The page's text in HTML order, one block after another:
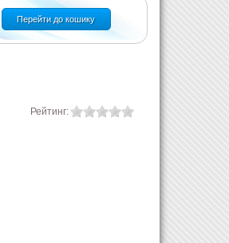
Перейти до кошику
Рейтинг: